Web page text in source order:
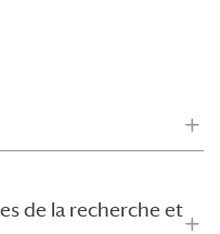
de la recherche et